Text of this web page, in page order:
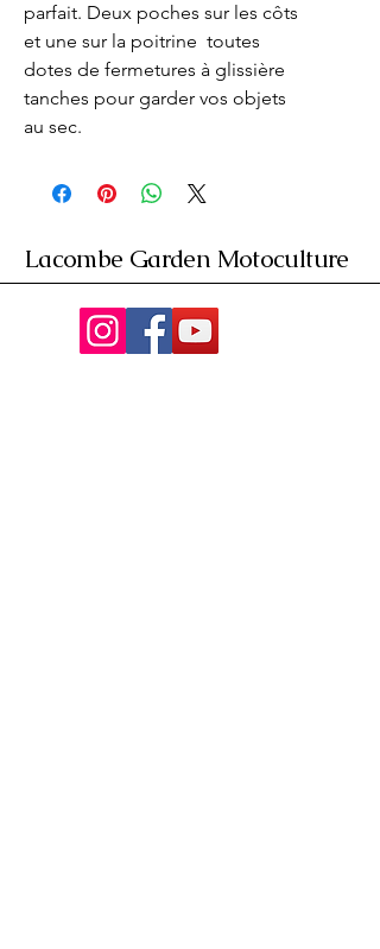
parfait. Deux poches sur les côts
et une sur la poitrine  toutes
dotes de fermetures à glissière
tanches pour garder vos objets
au sec.
Lacombe Garden Motoculture